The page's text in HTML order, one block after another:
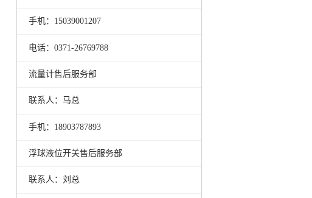
手机：15039001207
电话：0371-26769788
流量计售后服务部
联系人：马总
手机：18903787893
浮球液位开关售后服务部
联系人：刘总